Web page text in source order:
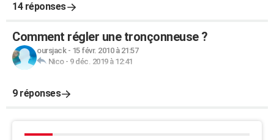
14 réponses
Comment régler une tronçonneuse ?
oursjack- 15 févr. 2010 à 21:57
Nico- 9 déc. 2019 à 12:41
9 réponses